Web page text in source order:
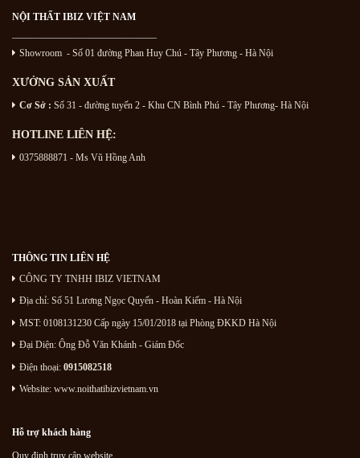
NỘI THẤT IBIZ VIỆT NAM
———————————————
Showroom - Số 01 đường Phan Huy Chú - Tây Phương - Hà Nội
XƯỞNG SẢN XUẤT
Cơ Sở : Số 31 - đường tuyến 2 - Khu CN Bình Phú - Tây Phương- Hà Nội
HOTLINE LIÊN HỆ:
0375888871 - Ms Vũ Hồng Anh
THÔNG TIN LIÊN HỆ
CÔNG TY TNHH IBIZ VIETNAM
Địa chỉ: Số 51 Lương Ngọc Quyến - Hoàn Kiếm - Hà Nội
MST: 0108131230 Cấp ngày 15/01/2018 tại Phòng ĐKKD Hà Nội
Đại Diện: Ông Đỗ Văn Khánh - Giám Đốc
Điện thoại: 0915082518
Website: www.noithatibizvietnam.vn
Hỗ trợ khách hàng
Quy định truy cập website